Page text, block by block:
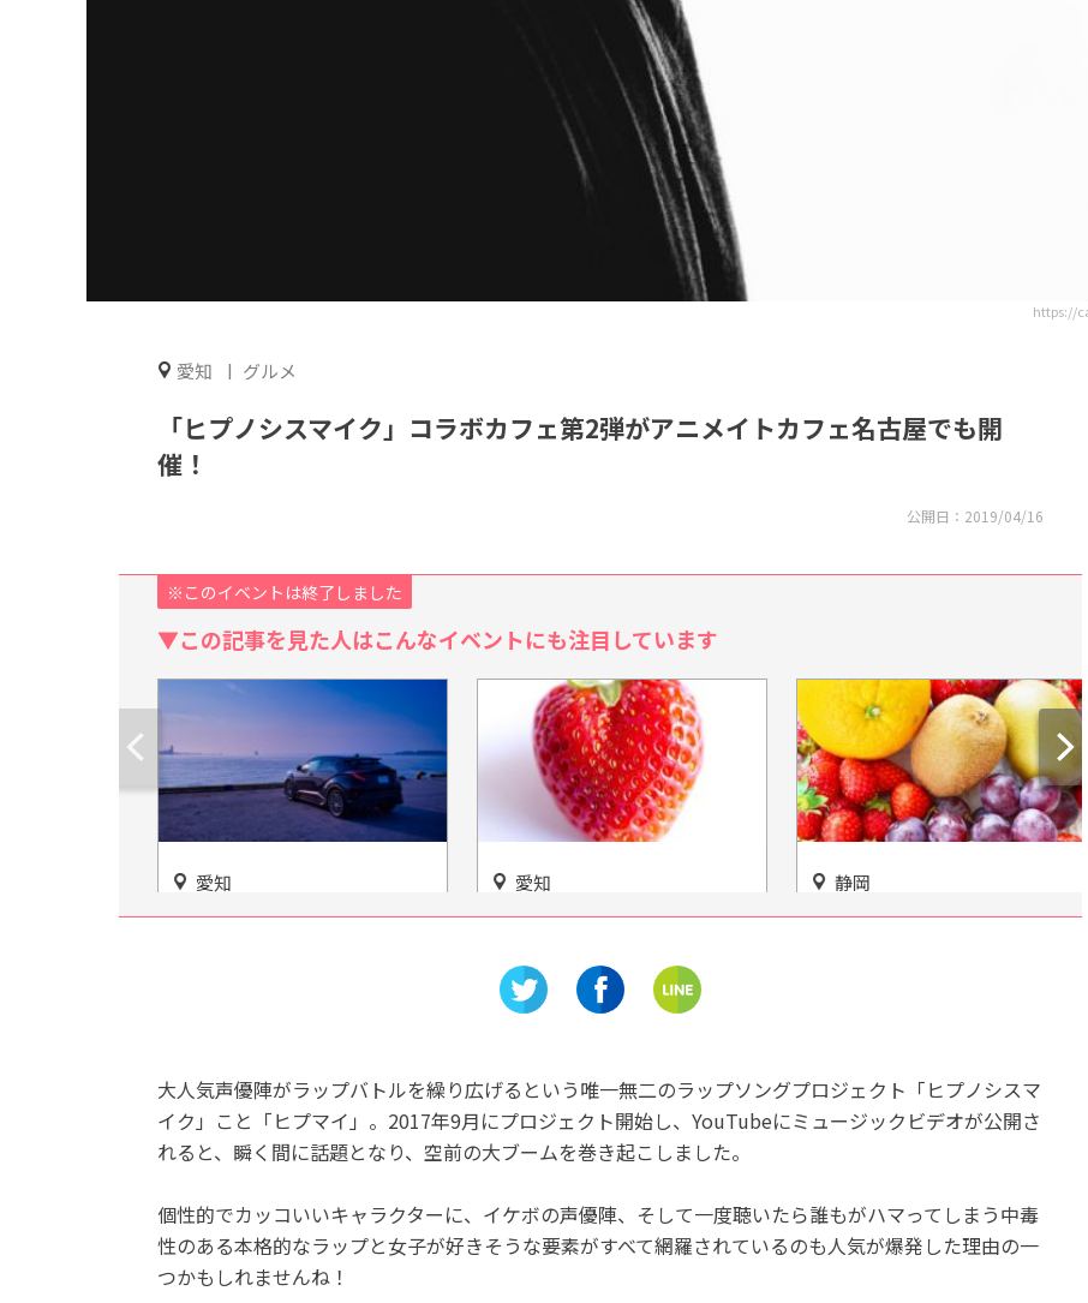
https://
愛知 グルメ
「ヒプノシスマイク」コラボカフェ第2弾がアニメイトカフェ名古屋でも開
催！
公開日： 2019/04/16
※このイベントは終了しました
▼この記事を見た人はこんなイベントにも注目しています
愛知
トヨタ会館 世界のトヨタの
愛知
愛知・知多市【ストロベリー
制で優雅なひとときを♪
静岡
見て楽しい！食べて美味しい
大人気声優陣がラップバトルを繰り広げるという唯一無二のラップソングプロジェクト「ヒプノシスマ
イク」こと「ヒプマイ」。2017年9月にプロジェクト開始し、YouTubeにミュージックビデオが公開さ
れると、瞬く間に話題となり、空前の大ブームを巻き起こしました。
個性的でカッコいいキャラクターに、イケボの声優陣、そして一度聴いたら誰もがハマってしまう中毒
性のある本格的なラップと女子が好きそうな要素がすべて網羅されているのも人気が爆発した理由の一
つかもしれませんね！
SOT△DE(ソトデ)」都ホテル
岐阜長良川で開催
開催中
オリジナルアフタヌーンティ
ーを販売